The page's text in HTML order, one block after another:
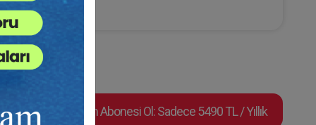
Video Eğitim Abonesi Ol: Sadece 5490 TL / Yıllık